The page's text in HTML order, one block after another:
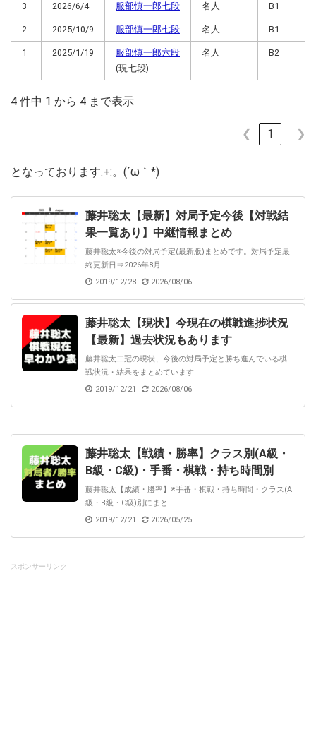
3 2026/6/4 服部慎一郎七段 名人 B1
2 2025/10/9 服部慎一郎七段 名人 B1
1 2025/1/19
服部慎一郎六段
(現七段)
名人 B2
4 件中 1 から 4 まで表示
❮ 1 ❯
となっております.+:。(´ω｀*)
藤井聡太【最新】対局予定今後【対戦結
果一覧あり】中継情報まとめ
藤井聡太※今後の対局予定(最新版)まとめです。対局予定最
終更新日⇒2026年8月 ...
2019/12/28
2026/08/06
藤井聡太【現状】今現在の棋戦進捗状況
【最新】過去状況もあります
藤井聡太二冠の現状、今後の対局予定と勝ち進んでいる棋
戦状況・結果をまとめています
2019/12/21
2026/08/06
藤井聡太【戦績・勝率】クラス別(A級・
B級・C級)・手番・棋戦・持ち時間別
藤井聡太【成績・勝率】※手番・棋戦・持ち時間・クラス(A
級・B級・C級)別にまと ...
2019/12/21
2026/05/25
スポンサーリンク